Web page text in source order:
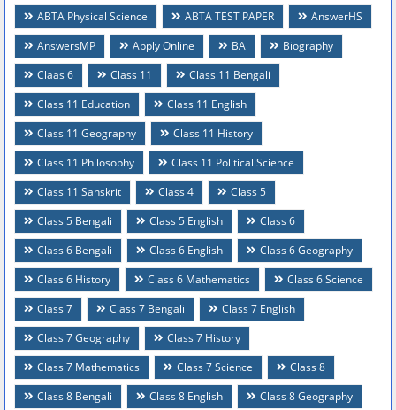
ABTA Physical Science
ABTA TEST PAPER
AnswerHS
AnswersMP
Apply Online BA
Biography
Claas 6
Class 11
Class 11 Bengali
Class 11 Education
Class 11 English
Class 11 Geography
Class 11 History
Class 11 Philosophy
Class 11 Political Science
Class 11 Sanskrit
Class 4
Class 5
Class 5 Bengali
Class 5 English
Class 6
Class 6 Bengali
Class 6 English
Class 6 Geography
Class 6 History
Class 6 Mathematics
Class 6 Science
Class 7
Class 7 Bengali
Class 7 English
Class 7 Geography
Class 7 History
Class 7 Mathematics
Class 7 Science
Class 8
Class 8 Bengali
Class 8 English
Class 8 Geography